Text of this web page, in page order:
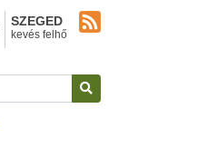
SZEGED
kevés felhő